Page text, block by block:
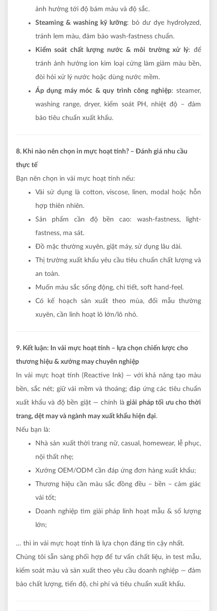
ảnh hưởng tới độ bám màu và độ sắc.
Steaming & washing kỹ lưỡng: bỏ dư dye hydrolyzed,
tránh lem màu, đảm bảo wash-fastness chuẩn.
Kiểm soát chất lượng nước & môi trường xử lý: để
tránh ảnh hưởng ion kim loại cứng làm giảm màu bền,
đòi hỏi xử lý nước hoặc dùng nước mềm.
Áp dụng máy móc & quy trình công nghiệp: steamer,
washing range, dryer, kiểm soát PH, nhiệt độ – đảm
bảo tiêu chuẩn xuất khẩu.
8. Khi nào nên chọn in mực hoạt tính? – Đánh giá nhu cầu
thực tế
Bạn nên chọn in vải mực hoạt tính nếu:
Vải sử dụng là cotton, viscose, linen, modal hoặc hỗn
hợp thiên nhiên.
Sản phẩm cần độ bền cao: wash-fastness, light-
fastness, ma sát.
Đồ mặc thường xuyên, giặt máy, sử dụng lâu dài.
Thị trường xuất khẩu yêu cầu tiêu chuẩn chất lượng và
an toàn.
Muốn màu sắc sống động, chi tiết, soft hand-feel.
Có kế hoạch sản xuất theo mùa, đổi mẫu thường
xuyên, cần linh hoạt lô lớn/lô nhỏ.
9. Kết luận: In vải mực hoạt tính – lựa chọn chiến lược cho
thương hiệu & xưởng may chuyên nghiệp
In vải mực hoạt tính (Reactive Ink) — với khả năng tạo màu
bền, sắc nét; giữ vải mềm và thoáng; đáp ứng các tiêu chuẩn
xuất khẩu và độ bền giặt — chính làgiải pháp tối ưu cho thời
trang, dệt may và ngành may xuất khẩu hiện đại.
Nếu bạn là:
Nhà sản xuất thời trang nữ, casual, homewear, lễ phục,
nội thất nhẹ;
Xưởng OEM/ODM cần đáp ứng đơn hàng xuất khẩu;
Thương hiệu cần màu sắc đồng đều – bền – cảm giác
vải tốt;
Doanh nghiệp tìm giải pháp linh hoạt mẫu & số lượng
lớn;
… thì in vải mực hoạt tính là lựa chọn đáng tin cậy nhất.
Chúng tôi sẵn sàng phối hợp để tư vấn chất liệu, in test mẫu,
kiểm soát màu và sản xuất theo yêu cầu doanh nghiệp — đảm
bảo chất lượng, tiến độ, chi phí và tiêu chuẩn xuất khẩu.